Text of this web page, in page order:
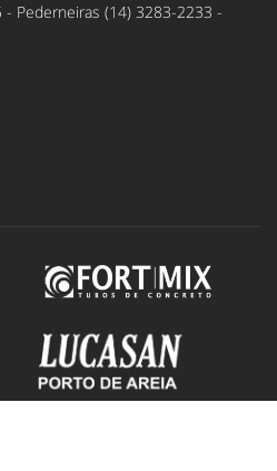
Pederneiras (14) 3283-2233 -